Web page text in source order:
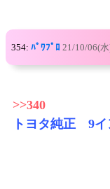
354: ﾊﾟﾜﾌﾟﾛ 21/10/06(
>>340
トヨタ純正 9